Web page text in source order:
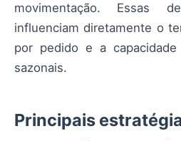
movimentação. Essas
influenciam diretamente o
por pedido e a
sazonais.
Principais